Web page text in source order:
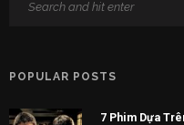
POPULAR POSTS
7 Phim Dựa